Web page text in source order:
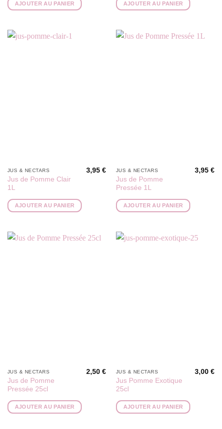
AJOUTER AU PANIER AJOUTER AU PANIER
JUS & NECTARS
Jus de Pomme Clair
1L
3,95€
AJOUTER AU PANIER
JUS & NECTARS
Jus de Pomme
Pressée 1L
3,95€
AJOUTER AU PANIER
JUS & NECTARS
Jus de Pomme
Pressée 25cl
2,50€
AJOUTER AU PANIER
JUS & NECTARS
Jus Pomme Exotique
25cl
3,00€
AJOUTER AU PANIER